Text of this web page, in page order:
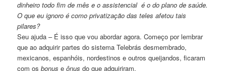
dinheiro todo fim de mês e o assistencial é o do plano de saúde.
O que eu ignoro é como privatização das teles afetou tais
pilares?
Seu ajuda – É isso que vou abordar agora. Começo por lembrar
que ao adquirir partes do sistema Telebrás desmembrado,
mexicanos, espanhóis, nordestinos e outros queijandos, ficaram
com osbonus eônus do que adquiriram.